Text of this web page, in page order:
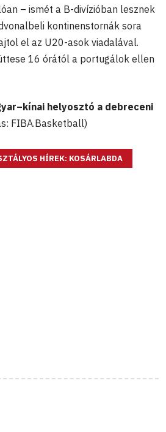
– ismét a B-divízióban lesznek
kontinenstornák sora
el az U20-asok viadalával.
16 órától a portugálok ellen
helyosztó a debreceni
FIBA.Basketball)
HÍREK: KOSÁRLABDA